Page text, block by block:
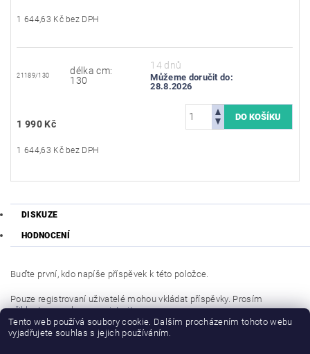
1 644,63 Kč bez DPH
21189/130
délka cm:
130
14 dnů
Můžeme doručit do:
28.8.2026
1 990 Kč
1 644,63 Kč bez DPH
DISKUZE
HODNOCENÍ
Buďte první, kdo napíše příspěvek k této položce.
Pouze registrovaní uživatelé mohou vkládat příspěvky. Prosím
přihlaste senebo seregistrujte.
Buďte první, kdo napíše příspěvek k této položce.
Tento web používá soubory cookie. Dalším procházením tohoto webu
vyjadřujete souhlas s jejich používáním.